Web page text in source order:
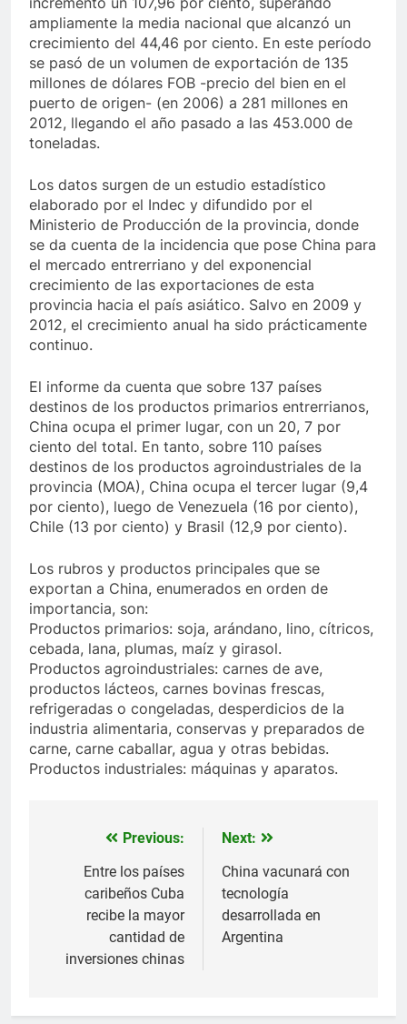
ampliamente la media nacional que alcanzó un
crecimiento del 44,46 por ciento. En este período
se pasó de un volumen de exportación de 135
millones de dólares FOB -precio del bien en el
puerto de origen- (en 2006) a 281 millones en
2012, llegando el año pasado a las 453.000 de
toneladas.
Los datos surgen de un estudio estadístico
elaborado por el Indec y difundido por el
Ministerio de Producción de la provincia, donde
se da cuenta de la incidencia que pose China para
el mercado entrerriano y del exponencial
crecimiento de las exportaciones de esta
provincia hacia el país asiático. Salvo en 2009 y
2012, el crecimiento anual ha sido prácticamente
continuo.
El informe da cuenta que sobre 137 países
destinos de los productos primarios entrerrianos,
China ocupa el primer lugar, con un 20, 7 por
ciento del total. En tanto, sobre 110 países
destinos de los productos agroindustriales de la
provincia (MOA), China ocupa el tercer lugar (9,4
por ciento), luego de Venezuela (16 por ciento),
Chile (13 por ciento) y Brasil (12,9 por ciento).
Los rubros y productos principales que se
exportan a China, enumerados en orden de
importancia, son:
Productos primarios: soja, arándano, lino, cítricos,
cebada, lana, plumas, maíz y girasol.
Productos agroindustriales: carnes de ave,
productos lácteos, carnes bovinas frescas,
refrigeradas o congeladas, desperdicios de la
industria alimentaria, conservas y preparados de
carne, carne caballar, agua y otras bebidas.
Productos industriales: máquinas y aparatos.
Navegación
entradas
Previous:
Entre los países
caribeños Cuba
recibe la mayor
cantidad de
inversiones chinas
Next:
China vacunará con
tecnología
desarrollada en
Argentina